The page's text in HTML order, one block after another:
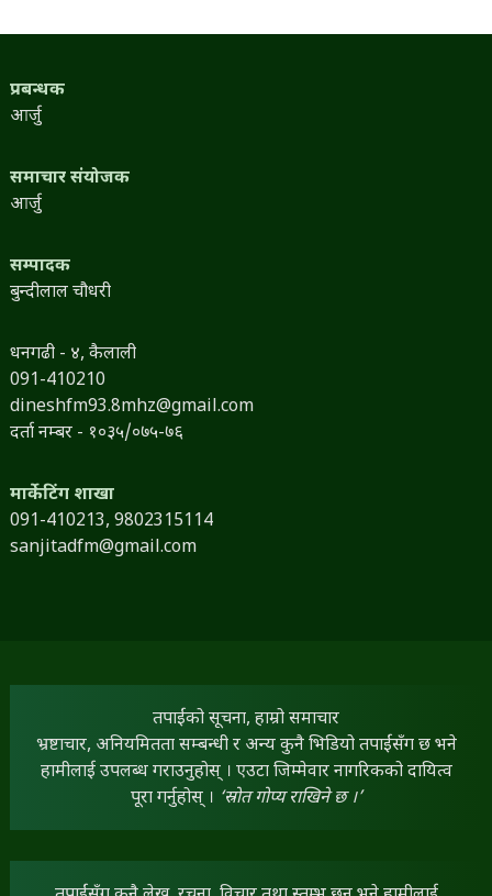
प्रबन्धक
आर्जु
समाचार संयोजक
आर्जु
सम्पादक
बुन्दीलाल चौधरी
धनगढी - ४, कैलाली
091-410210
dineshfm93.8mhz@gmail.com
दर्ता नम्बर - १०३५/०७५-७६
मार्केटिंग शाखा
091-410213, 9802315114
sanjitadfm@gmail.com
तपाईंको सूचना, हाम्रो समाचार
भ्रष्टाचार, अनियमितता सम्बन्धी र अन्य कुनै भिडियो तपाईंसँग छ भने
हामीलाई उपलब्ध गराउनुहोस् । एउटा जिम्मेवार नागरिकको दायित्व
पूरा गर्नुहोस् । ‘स्रोत गोप्य राखिने छ ।’